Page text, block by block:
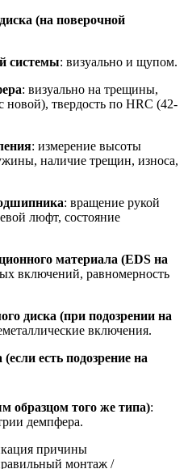
(на поверочной
системы: визуально и щупом.
: визуально на трещины,
новой), твердость по HRC (42-
: измерение высоты
наличие трещин, износа,
: вращение рукой
люфт, состояние
материала (EDS на
включений, равномерность
диска (при подозрении на
включения.
есть подозрение на
образцом того же типа):
демпфера.
причины
монтаж /